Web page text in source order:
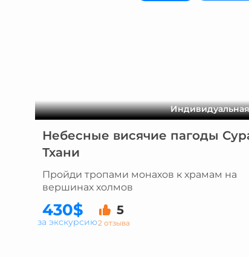
Небесные висячие пагоды
Тхани
Пройди тропами монахов к храмам на
вершинах холмов
430$ 5
2 отзыва
за экскурсию